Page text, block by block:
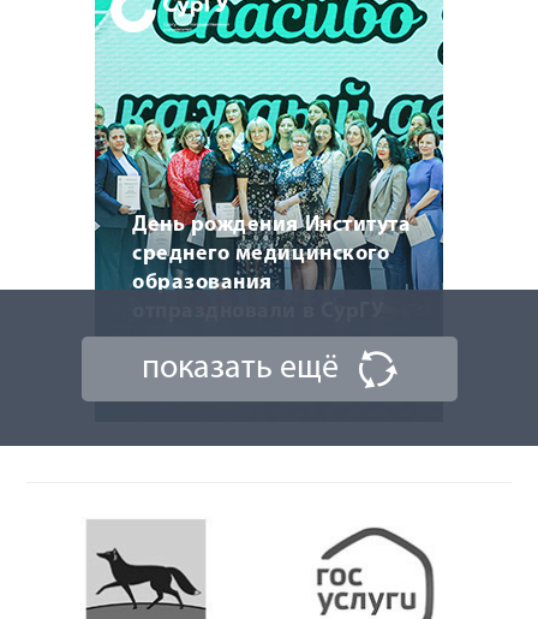
День рождения Института
среднего медицинского
образования
22 мая 2026
показать ещё